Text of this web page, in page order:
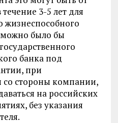
3-5 лет для
можно было бы
банка под
при
со стороны компании,
на российских
без указания